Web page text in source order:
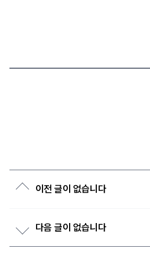
이전 글이 없습니다
다음 글이 없습니다